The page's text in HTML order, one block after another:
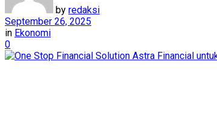
by redaksi
September 26, 2025
in Ekonomi
0